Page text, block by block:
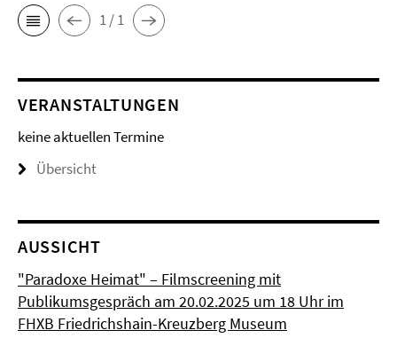
1 / 1
VERANSTALTUNGEN
keine aktuellen Termine
Übersicht
AUSSICHT
"Paradoxe Heimat" – Filmscreening mit
Publikumsgespräch am 20.02.2025 um 18 Uhr im
FHXB Friedrichshain-Kreuzberg Museum